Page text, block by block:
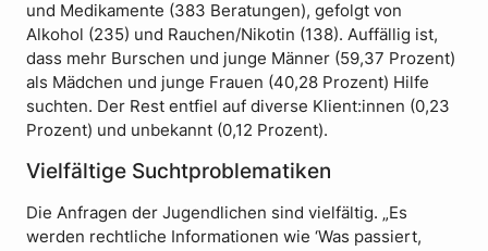
und Medikamente (383 Beratungen), gefolgt von
Alkohol (235) und Rauchen/Nikotin (138). Auffällig ist,
dass mehr Burschen und junge Männer (59,37 Prozent)
als Mädchen und junge Frauen (40,28 Prozent) Hilfe
suchten. Der Rest entfiel auf diverse Klient:innen (0,23
Prozent) und unbekannt (0,12 Prozent).
Vielfältige Suchtproblematiken
Die Anfragen der Jugendlichen sind vielfältig. „Es
werden rechtliche Informationen wie ‘Was passiert,